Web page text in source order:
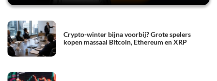
Crypto-winter bijna voorbij? Grote spelers
kopen massaal Bitcoin, Ethereum en XRP